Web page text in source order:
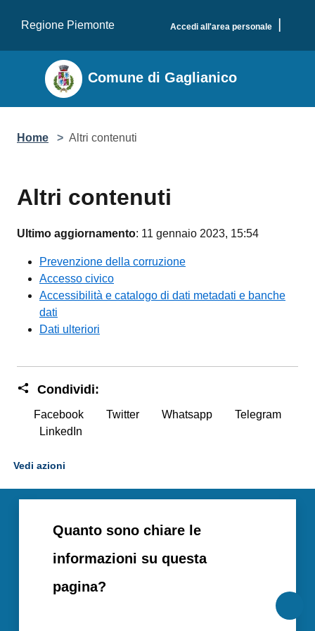
Regione Piemonte
Accedi all'area personale |
Comune di Gaglianico
Home > Altri contenuti
Altri contenuti
Ultimo aggiornamento: 11 gennaio 2023, 15:54
Prevenzione della corruzione
Accesso civico
Accessibilità e catalogo di dati metadati e banche
dati
Dati ulteriori
Condividi:
Facebook Twitter Whatsapp
Telegram
LinkedIn
Vedi azioni
Quanto sono chiare le
informazioni su questa
pagina?